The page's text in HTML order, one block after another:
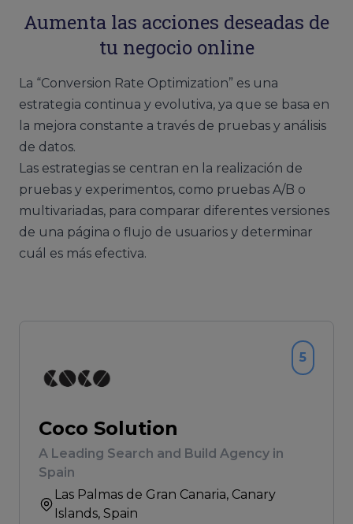
Aumenta las acciones deseadas de
tu negocio online
La “Conversion Rate Optimization” es una
estrategia continua y evolutiva, ya que se basa en
la mejora constante a través de pruebas y análisis
de datos.
Las estrategias se centran en la realización de
pruebas y experimentos, como pruebas A/B o
multivariadas, para comparar diferentes versiones
de una página o flujo de usuarios y determinar
cuál es más efectiva.
Coco Solution
A Leading Search and Build Agency in
Spain
Las Palmas de Gran Canaria, Canary
Islands, Spain
5